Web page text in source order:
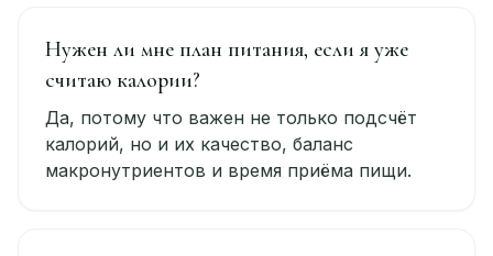
Нужен ли мне план питания, если я уже
считаю калории?
Да, потому что важен не только подсчёт
калорий, но и их качество, баланс
макронутриентов и время приёма пищи.